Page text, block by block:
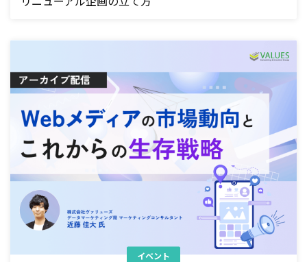
イベント